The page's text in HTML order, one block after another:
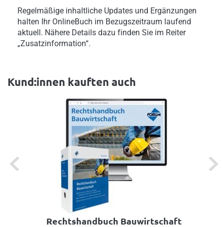
Regelmäßige inhaltliche Updates und Ergänzungen
halten Ihr OnlineBuch im Bezugszeitraum laufend
aktuell. Nähere Details dazu finden Sie im Reiter
„Zusatzinformation“.
Kund:innen kauften auch
Previous Next
Rechtshandbuch Bauwirtschaft